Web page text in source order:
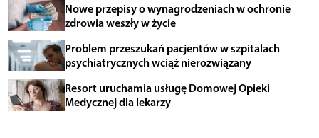
Nowe przepisy o wynagrodzeniach w ochronie
zdrowia weszły w życie
Problem przeszukań pacjentów w szpitalach
psychiatrycznych wciąż nierozwiązany
Resort uruchamia usługę Domowej Opieki
Medycznej dla lekarzy